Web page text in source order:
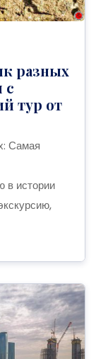
разных
с
тур от
Самая
в истории